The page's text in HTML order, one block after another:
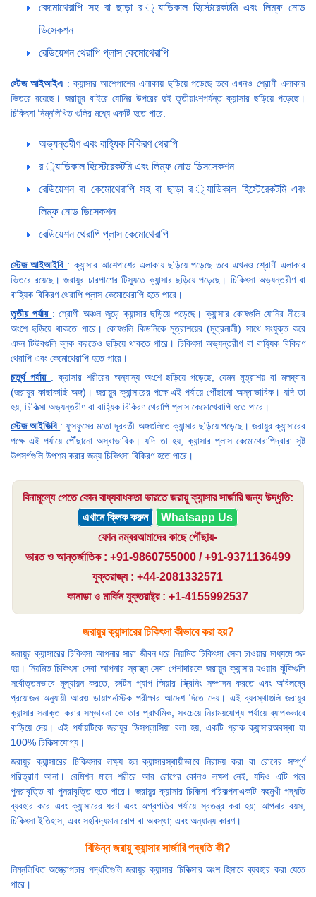
কেমোথেরাপি সহ বা ছাড়া র ্যাডিকাল হিস্টেরেকটমি এবং লিম্ফ নোড
ডিসেকশন
রেডিয়েশন থেরাপি প্লাস কেমোথেরাপি
স্টেজ আইআইএ : ক্যান্সার আশেপাশের এলাকায় ছড়িয়ে পড়েছে তবে এখনও শ্রোণী এলাকার
ভিতরে রয়েছে। জরায়ুর বাইরে যোনির উপরের দুই তৃতীয়াংশপর্যন্ত ক্যান্সার ছড়িয়ে পড়েছে।
চিকিৎসা নিম্নলিখিত গুলির মধ্যে একটি হতে পারে:
অভ্যন্তরীণ এবং বাহ্যিক বিকিরণ থেরাপি
র ্যাডিকাল হিস্টেরেকটমি এবং লিম্ফ নোড ডিসসেকশন
রেডিয়েশন বা কেমোথেরাপি সহ বা ছাড়া র ্যাডিকাল হিস্টেরেকটমি এবং
লিম্ফ নোড ডিসেকশন
রেডিয়েশন থেরাপি প্লাস কেমোথেরাপি
স্টেজ আইআইবি : ক্যান্সার আশেপাশের এলাকায় ছড়িয়ে পড়েছে তবে এখনও শ্রোণী এলাকার
ভিতরে রয়েছে। জরায়ুর চারপাশের টিস্যুতে ক্যান্সার ছড়িয়ে পড়েছে। চিকিৎসা অভ্যন্তরীণ বা
বাহ্যিক বিকিরণ থেরাপি প্লাস কেমোথেরাপি হতে পারে।
তৃতীয় পর্যায় : শ্রোণী অঞ্চল জুড়ে ক্যান্সার ছড়িয়ে পড়েছে। ক্যান্সার কোষগুলি যোনির নীচের
অংশে ছড়িয়ে থাকতে পারে। কোষগুলি কিডনিকে মূত্রাশয়ের (মূত্রনালী) সাথে সংযুক্ত করে
এমন টিউবগুলি ব্লক করতেও ছড়িয়ে থাকতে পারে। চিকিৎসা অভ্যন্তরীণ বা বাহ্যিক বিকিরণ
থেরাপি এবং কেমোথেরাপি হতে পারে।
চতুর্থ পর্যায় : ক্যান্সার শরীরের অন্যান্য অংশে ছড়িয়ে পড়েছে, যেমন মূত্রাশয় বা মলদ্বার
(জরায়ুর কাছাকাছি অঙ্গ)। জরায়ুর ক্যান্সারের পক্ষে এই পর্যায়ে পৌঁছানো অস্বাভাবিক। যদি তা
হয়, চিকিত্সা অভ্যন্তরীণ বা বাহ্যিক বিকিরণ থেরাপি প্লাস কেমোথেরাপি হতে পারে।
স্টেজ আইভিবি : ফুসফুসের মতো দূরবর্তী অঙ্গগুলিতে ক্যান্সার ছড়িয়ে পড়েছে। জরায়ুর ক্যান্সারের
পক্ষে এই পর্যায়ে পৌঁছানো অস্বাভাবিক। যদি তা হয়, ক্যান্সার প্লাস কেমোথেরাপিদ্বারা সৃষ্ট
উপসর্গগুলি উপশম করার জন্য চিকিৎসা বিকিরণ হতে পারে।
বিনামূল্যে পেতে কোন বাধ্যবাধকতা ভারতে জরায়ু ক্যান্সার সার্জারি জন্য উদ্ধৃতি:
এখানে ক্লিক করুন
Whatsapp Us
ফোন নম্বরআমাদের কাছে পৌঁছায়-
ভারত ও আন্তর্জাতিক : +91-9860755000 / +91-9371136499
যুক্তরাজ্য : +44-2081332571
কানাডা ও মার্কিন যুক্তরাষ্ট্র : +1-4155992537
জরায়ুর ক্যান্সারের চিকিৎসা কীভাবে করা হয়?
জরায়ুর ক্যান্সারের চিকিৎসা আপনার সারা জীবন ধরে নিয়মিত চিকিৎসা সেবা চাওয়ার মাধ্যমে শুরু
হয়। নিয়মিত চিকিৎসা সেবা আপনার স্বাস্থ্য সেবা পেশাদারকে জরায়ুর ক্যান্সার হওয়ার ঝুঁকিগুলি
সর্বোত্তমভাবে মূল্যায়ন করতে, রুটিন প্যাপ স্মিয়ার স্ক্রিনিং সম্পাদন করতে এবং অবিলম্বে
প্রয়োজন অনুযায়ী আরও ডায়াগনস্টিক পরীক্ষার আদেশ দিতে দেয়। এই ব্যবস্থাগুলি জরায়ুর
ক্যান্সার সনাক্ত করার সম্ভাবনা কে তার প্রাথমিক, সবচেয়ে নিরাময়যোগ্য পর্যায়ে ব্যাপকভাবে
বাড়িয়ে দেয়। এই পর্যায়টিকে জরায়ুর ডিসপ্লাসিয়া বলা হয়, একটি প্রাক ক্যান্সারঅবস্থা যা
100% চিকিত্সাযোগ্য।
জরায়ুর ক্যান্সারের চিকিৎসার লক্ষ্য হল ক্যান্সারস্থায়ীভাবে নিরাময় করা বা রোগের সম্পূর্ণ
পরিত্রাণ আনা। রেমিশন মানে শরীরে আর রোগের কোনও লক্ষণ নেই, যদিও এটি পরে
পুনরাবৃত্তি বা পুনরাবৃত্তি হতে পারে। জরায়ুর ক্যান্সার চিকিত্সা পরিকল্পনাএকটি বহুমুখী পদ্ধতি
ব্যবহার করে এবং ক্যান্সারের ধরণ এবং অগ্রগতির পর্যায়ে স্বতন্ত্র করা হয়; আপনার বয়স,
চিকিৎসা ইতিহাস, এবং সহবিদ্যমান রোগ বা অবস্থা; এবং অন্যান্য কারণ।
বিভিন্ন জরায়ু ক্যান্সার সার্জারি পদ্ধতি কী?
নিম্নলিখিত অস্ত্রোপচার পদ্ধতিগুলি জরায়ুর ক্যান্সার চিকিত্সার অংশ হিসাবে ব্যবহার করা যেতে
পারে।